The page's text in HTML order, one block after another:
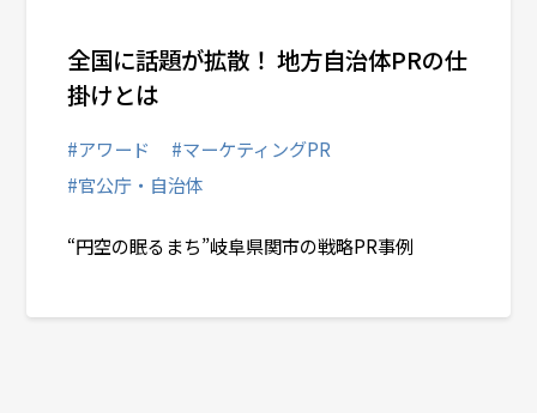
“円空の眠るまち”岐阜県関市の戦略PR事例
#アワード
#マーケティングPR
#官公庁・自治体
全国に話題が拡散！ 地方自治体PRの仕
掛けとは